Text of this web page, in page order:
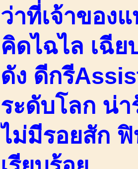
ว่าที่เจ้าของ
คิดไฉไล เฉี
ดัง ดีกรี
ระดับโลก น่า
ไม่มีรอยสัก